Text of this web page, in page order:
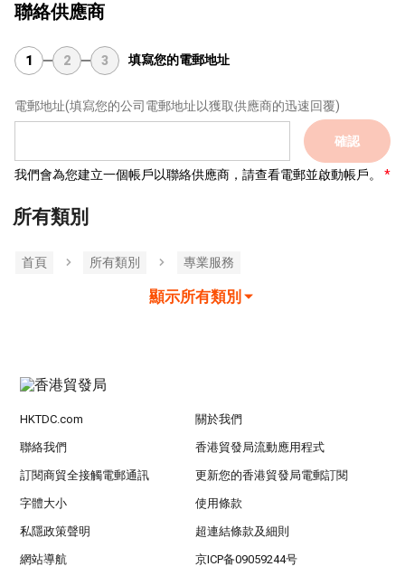
聯絡供應商
1 2 3 填寫您的電郵地址
電郵地址(填寫您的公司電郵地址以獲取供應商的迅速回覆)
確認
我們會為您建立一個帳戶以聯絡供應商，請查看電郵並啟動帳戶。
所有類別
首頁 所有類別 專業服務
顯示所有類別
HKTDC.com 關於我們
聯絡我們 香港貿發局流動應用程式
訂閱商貿全接觸電郵通訊 更新您的香港貿發局電郵訂閱
字體大小 使用條款
私隱政策聲明 超連結條款及細則
網站導航 京ICP备09059244号